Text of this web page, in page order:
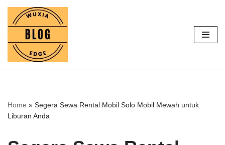
Lompat
konten
Home » Segera Sewa Rental Mobil Solo Mobil Mewah untuk
Liburan Anda